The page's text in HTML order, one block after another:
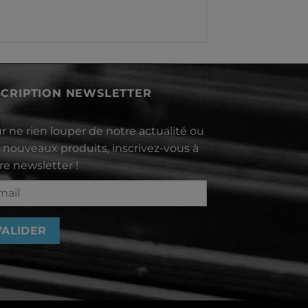
NEWSLETTER
ne rien louper de notre actualité ou
nouveaux produits, inscrivez-vous à
newsletter !